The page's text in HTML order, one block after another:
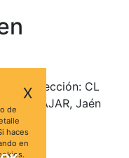
X
de
haces
en
dirección: CL
PEGALAJAR, Jaén